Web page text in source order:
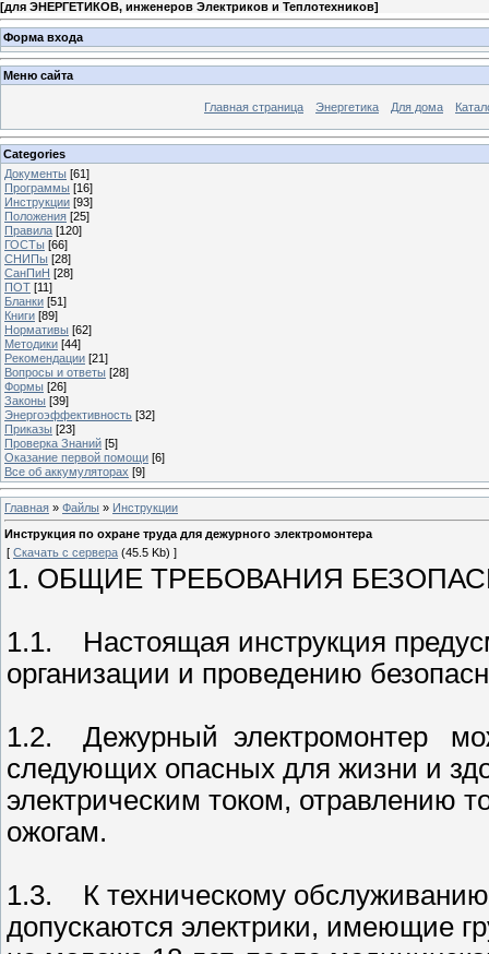
[для ЭНЕРГЕТИКОВ, инженеров Электриков и Теплотехников]
Форма входа
Меню сайта
Главная страница Энергетика Для дома
Categories
Документы [61]
Программы [16]
Инструкции [93]
Положения [25]
Правила [120]
ГОСТы [66]
СНИПы [28]
СанПиН [28]
ПОТ [11]
Бланки [51]
Книги [89]
Нормативы [62]
Методики [44]
Рекомендации [21]
Вопросы и ответы [28]
Формы [26]
Законы [39]
Энергоэффективность [32]
Приказы [23]
Проверка Знаний [5]
Оказание первой помощи [6]
Все об аккумуляторах [9]
Главная » Файлы » Инструкции
Инструкция по охране труда для дежурного электромонтера
[ Скачать с сервера (45.5 Kb) ]
1. ОБЩИЕ ТРЕБОВАНИЯ
1.1. Настоящая инструкция
организации и проведению
1.2. Дежурный электромонтер
следующих опасных для жизни и
электрическим током, отравлению
ожогам.
1.3. К техническому
допускаются электрики, имеющие